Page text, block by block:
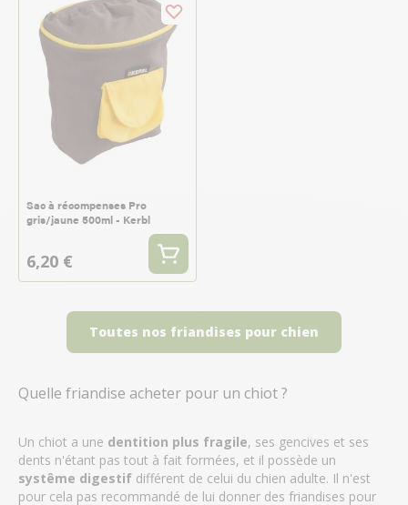
Sac à récompenses Pro
gris/jaune 500ml - Kerbl
6,20 €
Toutes nos friandises pour chien
Quelle friandise acheter pour un chiot ?
Un chiot a une dentition plus fragile, ses gencives et ses
dents n'étant pas tout à fait formées, et il possède un
systême digestif différent de celui du chien adulte. Il n'est
pour cela pas recommandé de lui donner des friandises pour